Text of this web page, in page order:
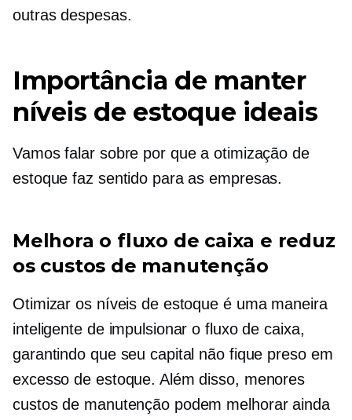
outras despesas.
Importância de manter
níveis de estoque ideais
Vamos falar sobre por que a otimização de
estoque faz sentido para as empresas.
Melhora o fluxo de caixa e reduz
os custos de manutenção
Otimizar os níveis de estoque é uma maneira
inteligente de impulsionar o fluxo de caixa,
garantindo que seu capital não fique preso em
excesso de estoque. Além disso, menores
custos de manutenção podem melhorar ainda